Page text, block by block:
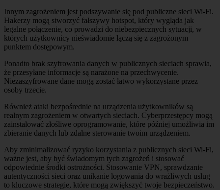
Innym zagrożeniem jest podszywanie się pod publiczne sieci Wi-Fi.
Hakerzy mogą stworzyć fałszywy hotspot, który wygląda jak
legalne połączenie, co prowadzi do niebezpiecznych sytuacji, w
których użytkownicy nieświadomie łączą się z zagrożonym
punktem dostępowym.
Ponadto brak szyfrowania danych w publicznych sieciach sprawia,
że przesyłane informacje są narażone na przechwycenie.
Niezaszyfrowane dane mogą zostać łatwo wykorzystane przez
osoby trzecie.
Również ataki bezpośrednie na urządzenia użytkowników są
realnym zagrożeniem w otwartych sieciach. Cyberprzestępcy mogą
zainstalować złośliwe oprogramowanie, które później umożliwia im
zbieranie danych lub zdalne sterowanie twoim urządzeniem.
Aby zminimalizować ryzyko korzystania z publicznych sieci Wi-Fi,
ważne jest, aby być świadomym tych zagrożeń i stosować
odpowiednie środki ostrożności. Stosowanie VPN, sprawdzanie
autentyczności sieci oraz unikanie logowania do wrażliwych usług
to kluczowe strategie, które mogą zwiększyć twoje bezpieczeństwo.